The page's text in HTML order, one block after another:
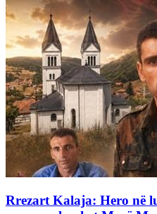
Rrezart Kalaja: Hero në